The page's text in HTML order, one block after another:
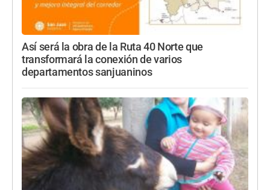
Así será la obra de la Ruta 40 Norte que
transformará la conexión de varios
departamentos sanjuaninos